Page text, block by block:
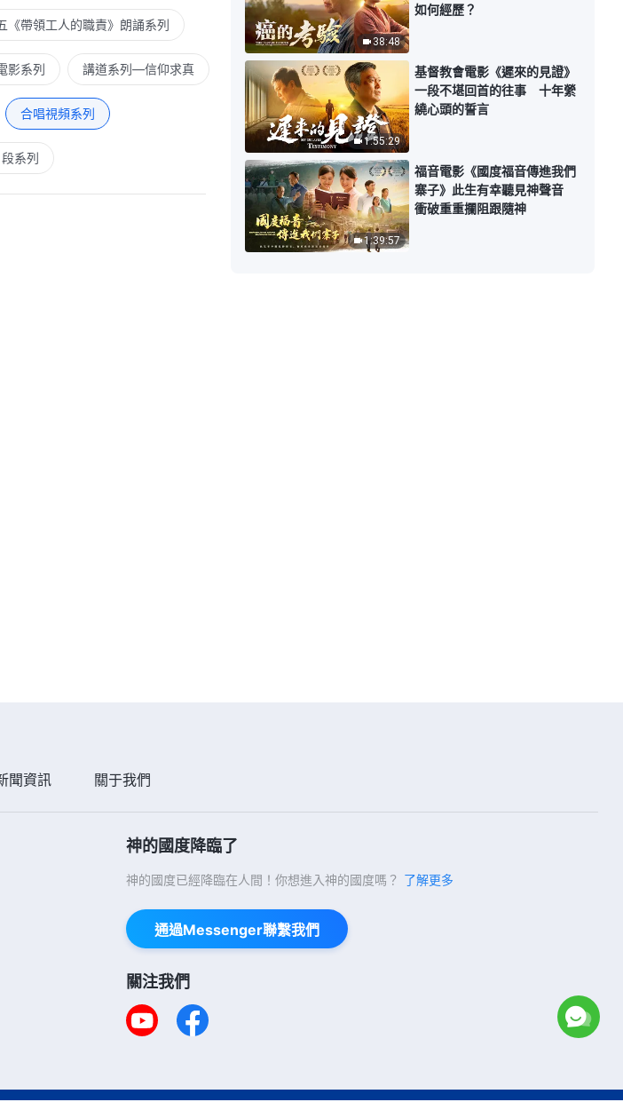
7:22
合唱詩歌《國度禮歌 二 神已來
到 神已作王》衆子民歡天喜地贊
美神
7:52
基督教會詩歌《國度》頌贊基督的
國度降臨在人間
《帶領工人的職責》朗誦系列
影系列 講道系列—信仰求真
合唱視頻系列
系列
38:48
如何經歷？
1:55:29
基督教會電影《遲來的見證》
一段不堪回首的往事 十年縈
繞心頭的誓言
1:39:57
福音電影《國度福音傳進我們
寨子》此生有幸聽見神聲音
衝破重重攔阻跟隨神
聞資訊 關于我們
神的國度降臨了
神的國度已經降臨在人間！你想進入神的國度嗎？ 了解更多
通過Messenger聯繫我們
關注我們